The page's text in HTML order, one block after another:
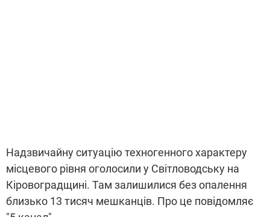
Надзвичайну ситуацію техногенного характеру
місцевого рівня оголосили у Світловодську на
Кіровоградщині. Там залишилися без опалення
близько 13 тисяч мешканців. Про це повідомляє